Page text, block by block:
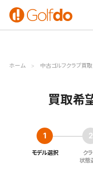
ゴルフ
クラブ
ゴルフ
ホーム 中古ゴルフクラブ買取
買取希
モデル選択
ク
状態